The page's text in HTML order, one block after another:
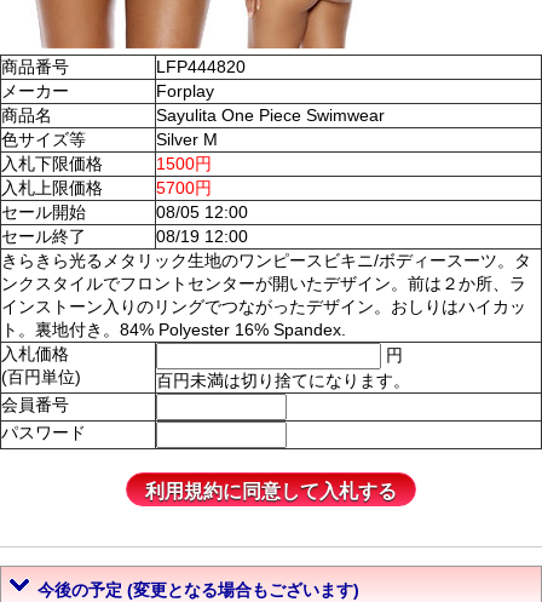
商品番号
LFP444820
メーカー
Forplay
商品名
Sayulita One Piece Swimwear
色サイズ等
Silver M
入札下限価格
1500円
入札上限価格
5700円
セール開始
08/05 12:00
セール終了
08/19 12:00
きらきら光るメタリック生地のワンピースビキニ/ボディースーツ。タ
ンクスタイルでフロントセンターが開いたデザイン。前は２か所、ラ
インストーン入りのリングでつながったデザイン。おしりはハイカッ
ト。裏地付き。84% Polyester 16% Spandex.
入札価格
(百円単位)
円
百円未満は切り捨てになります。
会員番号
パスワード
今後の予定 (変更となる場合もございます)